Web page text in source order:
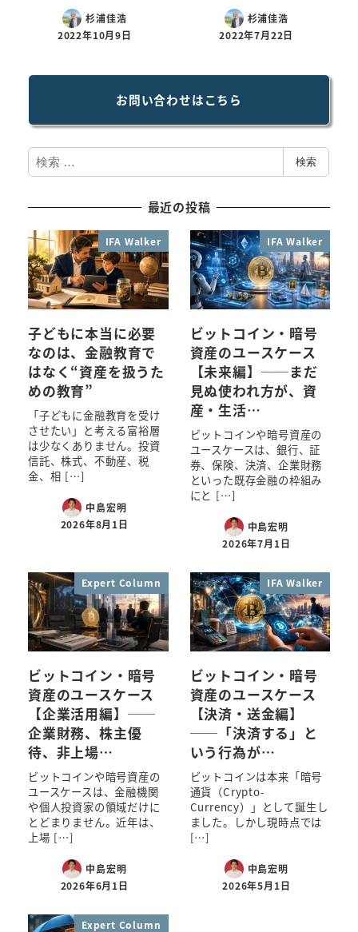
杉浦佳浩
2022年10月9日
杉浦佳浩
2022年7月22日
お問い合わせはこちら
検
索
検索
最近の投稿
IFA Walker
子どもに本当に必要
なのは、金融教育で
はなく“資産を扱うた
めの教育”
「子どもに金融教育を受け
させたい」と考える富裕層
は少なくありません。投資
信託、株式、不動産、税
金、相 […]
中島宏明
2026年8月1日
IFA Walker
ビットコイン・暗号
資産のユースケース
【未来編】──まだ
見ぬ使われ方が、資
産・生活…
ビットコインや暗号資産の
ユースケースは、銀行、証
券、保険、決済、企業財務
といった既存金融の枠組み
にと […]
中島宏明
2026年7月1日
Expert Column
ビットコイン・暗号
資産のユースケース
【企業活用編】──
企業財務、株主優
待、非上場…
ビットコインや暗号資産の
ユースケースは、金融機関
や個人投資家の領域だけに
とどまりません。近年は、
上場 […]
中島宏明
2026年6月1日
IFA Walker
ビットコイン・暗号
資産のユースケース
【決済・送金編】
──「決済する」と
いう行為が…
ビットコインは本来「暗号
通貨（Crypto-
Currency）」として誕生し
ました。しかし現時点では
[…]
中島宏明
2026年5月1日
Expert Column